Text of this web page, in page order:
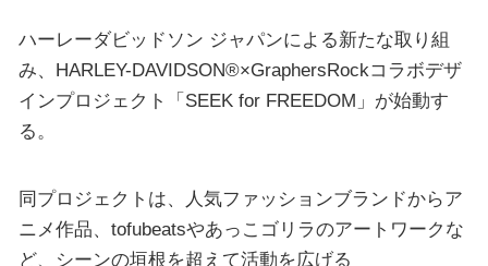
ハーレーダビッドソン ジャパンによる新たな取り組
み、HARLEY-DAVIDSON®×GraphersRockコラボデザ
インプロジェクト「SEEK for FREEDOM」が始動す
る。
同プロジェクトは、人気ファッションブランドからア
ニメ作品、tofubeatsやあっこゴリラのアートワークな
ど、シーンの垣根を超えて活動を広げる